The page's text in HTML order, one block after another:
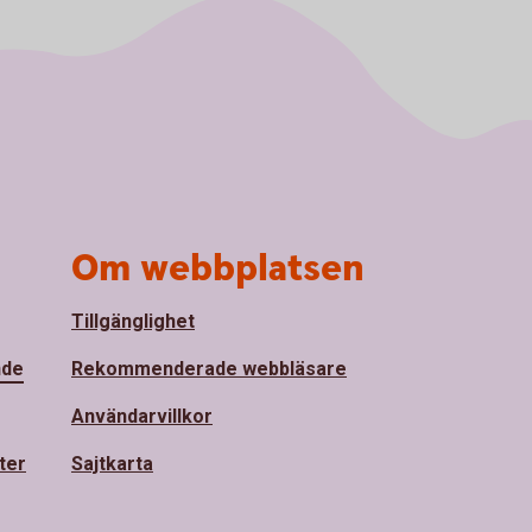
Om webbplatsen
Tillgänglighet
Rekommenderade webbläsare
Användarvillkor
Sajtkarta